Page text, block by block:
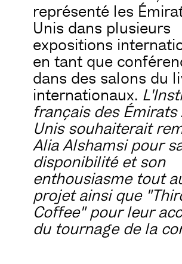
représenté les
Unis dans plusieurs
expositions
en tant que
dans des salons du
internationaux.
français des Émirats
Unis souhaiterait
Alia Alshamsi pour
disponibilité et son
enthousiasme tout
projet ainsi que
Coffee" pour leur
du tournage de la